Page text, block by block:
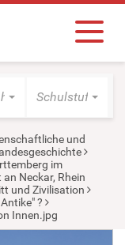
Schulstufe
und
im
Neckar, Rhein
und Zivilisation
?
Innen.jpg